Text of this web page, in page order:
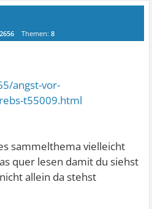
Themen:8
angst-vor-
t55009.html
sammelthema vielleicht
quer lesen damit du siehst
allein da stehst